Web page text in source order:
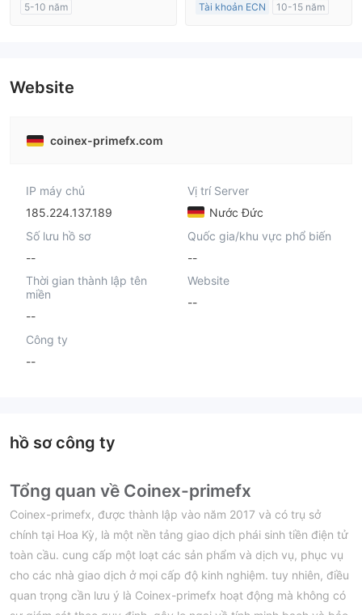
5-10 năm
Tài khoản ECN
10-15 năm
Website
coinex-primefx.com
IP máy chủ
185.224.137.189
Vị trí Server
Nước Đức
Số lưu hồ sơ
--
Quốc gia/khu vực phổ biến
--
Thời gian thành lập tên
miền
--
Website
--
Công ty
--
hồ sơ công ty
Tổng quan về Coinex-primefx
Coinex-primefx, được thành lập vào năm 2017 và có trụ sở
chính tại Hoa Kỳ, là một nền tảng giao dịch phái sinh tiền điện tử
toàn cầu. cung cấp một loạt các sản phẩm và dịch vụ, phục vụ
cho các nhà giao dịch ở mọi cấp độ kinh nghiệm. tuy nhiên, điều
quan trọng cần lưu ý là Coinex-primefx hoạt động mà không có